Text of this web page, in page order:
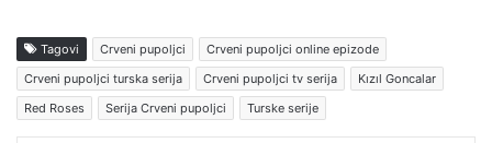
Tagovi Crveni pupoljci
Crveni pupoljci online epizode
Crveni pupoljci turska serija
Crveni pupoljci tv serija
Kızıl Goncalar
Red Roses
Serija Crveni pupoljci Turske serije